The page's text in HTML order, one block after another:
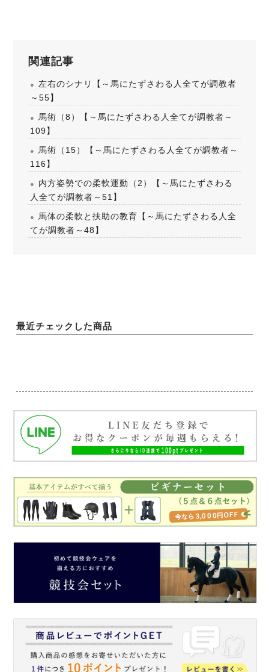
関連記事
左右のシナリ【～馬にたずさわる人全てが調教者
～55】
馬術（8）【～馬にたずさわる人全てが調教者～
109】
馬術（15）【～馬にたずさわる人全てが調教者～
116】
内方姿勢での柔軟運動（2）【～馬にたずさわる
人全てが調教者～51】
馬体の柔軟と扶助の教育【～馬にたずさわる人全
てが調教者～48】
最近チェックした商品